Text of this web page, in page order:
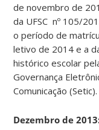
de novembro de
da UFSC nº 105/
o período de
letivo de 2014 e a
histórico escolar
Governança
Comunicação (Setic).
Dezembro de